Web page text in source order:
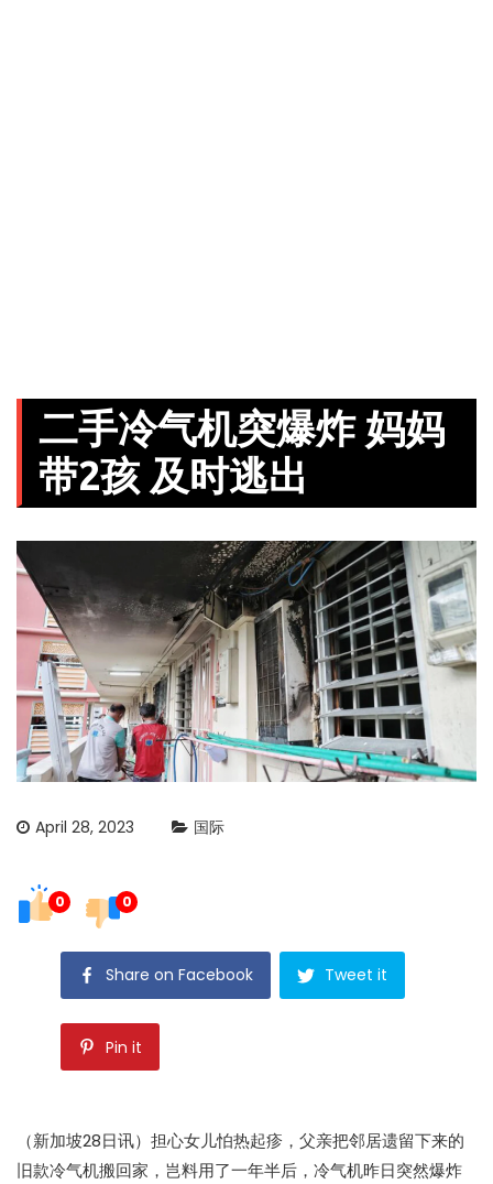
二手冷气机突爆炸 妈妈
带2孩 及时逃出
April 28, 2023 国际
0 0
Share on Facebook Tweet it
Pin it
（新加坡28日讯）担心女儿怕热起疹，父亲把邻居遗留下来的
旧款冷气机搬回家，岂料用了一年半后，冷气机昨日突然爆炸